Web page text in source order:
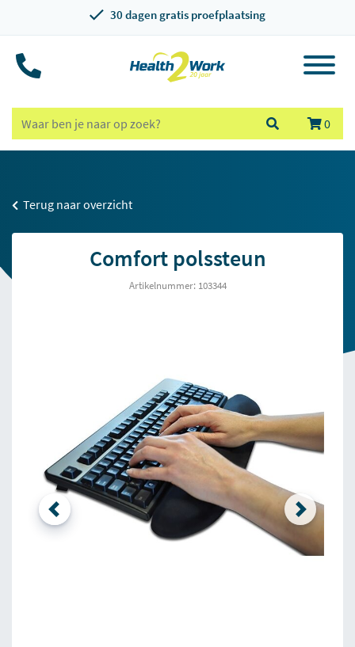
30 dagen gratis proefplaatsing
0
Terug naar overzicht
Comfort polssteun
Artikelnummer: 103344